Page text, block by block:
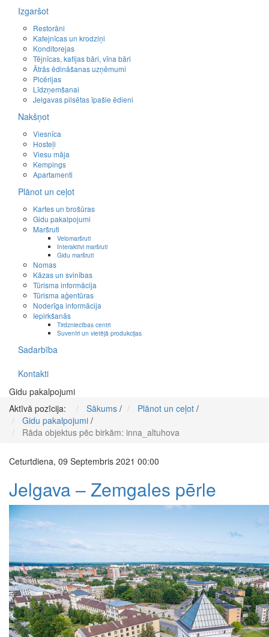
Izgaršot
Restorāni
Kafejnīcas un krodziņi
Konditorejas
Tējnīcas, kafijas bāri, vīna bāri
Ātrās ēdināšanas uzņēmumi
Picērijas
Līdzņemšanai
Jelgavas pilsētas īpašie ēdieni
Nakšņot
Viesnīca
Hosteļi
Viesu māja
Kempings
Apartamenti
Plānot un ceļot
Kartes un brošūras
Gidu pakalpojumi
Maršruti
Velomaršruti
Interaktīvi maršruti
Gidu maršruti
Nomas
Kāzas un svinības
Tūrisma informācija
Tūrisma aģentūras
Noderīga informācija
Iepirkšanās
Tirdzniecības centri
Suvenīri un vietējā produkcijas
Sadarbība
Kontakti
Gidu pakalpojumi
Aktīvā pozīcija:
Sākums / Plānot un ceļot /
Gidu pakalpojumi /
Rāda objektus pēc birkām: inna_altuhova
Ceturtdiena, 09 Septembris 2021 00:00
Jelgava – Zemgales pērle